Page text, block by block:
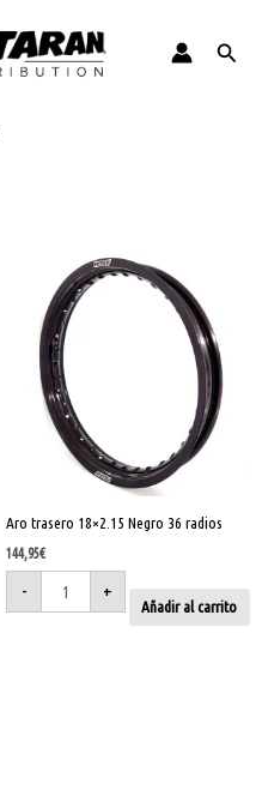
Aro trasero 18×2.15 Negro 36 radios
144,95€
-
trasero
18x2.15
Negro
36
radios
cantidad
+
Añadir al carrito